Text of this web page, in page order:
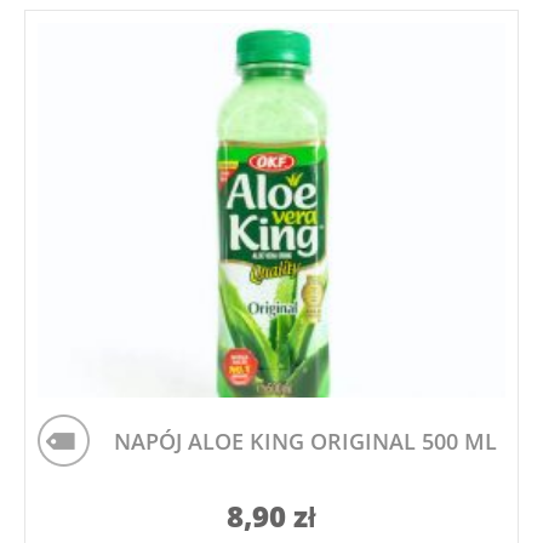
NAPÓJ ALOE KING ORIGINAL 500 ML
8,90zł